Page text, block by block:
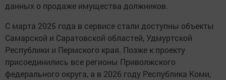
данных о продаже имущества должников.
С марта 2025 года в сервисе стали доступны объекты
Самарской и Саратовской областей, Удмуртской
Республики и Пермского края. Позже к проекту
присоединились все регионы Приволжского
федерального округа, а в 2026 году Республика Коми,